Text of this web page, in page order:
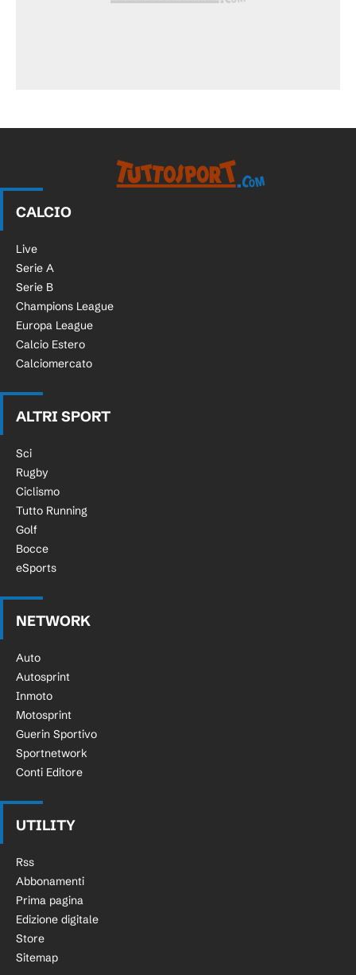
CALCIO
Live
Serie A
Serie B
Champions League
Europa League
Calcio Estero
Calciomercato
ALTRI SPORT
Sci
Rugby
Ciclismo
Tutto Running
Golf
Bocce
eSports
NETWORK
Auto
Autosprint
Inmoto
Motosprint
Guerin Sportivo
Sportnetwork
Conti Editore
UTILITY
Rss
Abbonamenti
Prima pagina
Edizione digitale
Store
Sitemap